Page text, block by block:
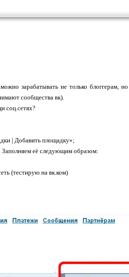
зарабатывать не только блоггерам,
сообщества вк).
соц.сетях?
| Добавить площадку»;
её следующим образом:
(тестирую на вк.ком)